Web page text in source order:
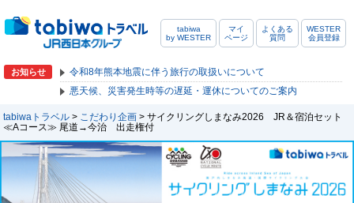
tabiwa
by WESTER
マイ
ページ
よくある
質問
WESTER
会員登録
お知らせ
令和8年熊本地震に伴う旅行の取扱いについて
悪天候、災害発生時等の遅延・運休についてのご案内
tabiwaトラベル > こだわり企画 > サイクリングしまなみ2026 JR＆宿泊セット
≪Aコース≫ 尾道→今治 出走権付